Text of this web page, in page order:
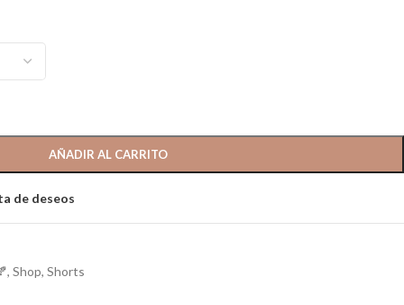
AÑADIR AL CARRITO
de deseos
, Shop, Shorts